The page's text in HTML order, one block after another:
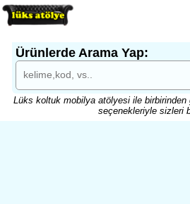
Ürünlerde Arama Yap:
Lüks koltuk mobilya atölyesi ile birbirinden
seçenekleriyle sizleri